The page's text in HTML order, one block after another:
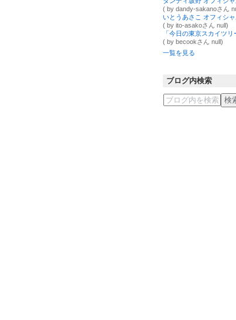
( by dandy-sakanoさん
( by ito-asakoさん null)
「今日の東京スカイツリ
( by becookさん null)
一覧を見る
ブログ内検索